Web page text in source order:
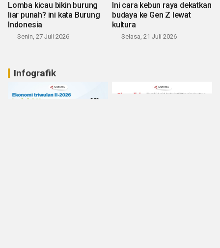
Lomba kicau bikin burung
liar punah? ini kata Burung
Indonesia
Senin, 27 Juli 2026
Ini cara kebun raya dekatkan
budaya ke Gen Z lewat
kultura
Selasa, 21 Juli 2026
Infografik